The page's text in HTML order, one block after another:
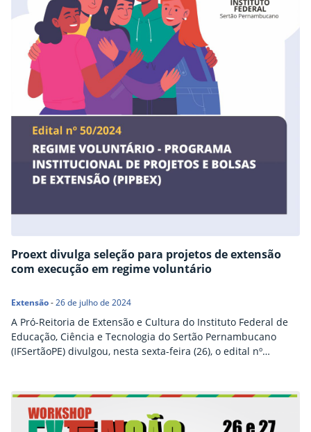
Proext divulga seleção para projetos de extensão
com execução em regime voluntário
Extensão-26 de julho de 2024
A Pró-Reitoria de Extensão e Cultura do Instituto Federal de
Educação, Ciência e Tecnologia do Sertão Pernambucano
(IFSertãoPE) divulgou, nesta sexta-feira (26), o edital nº
Projetos e Bolsas de Extensão (Pipbex) As propostas deverão
ser submetidas exclusivamente através do Sistema Unificado
da Administração Pública…